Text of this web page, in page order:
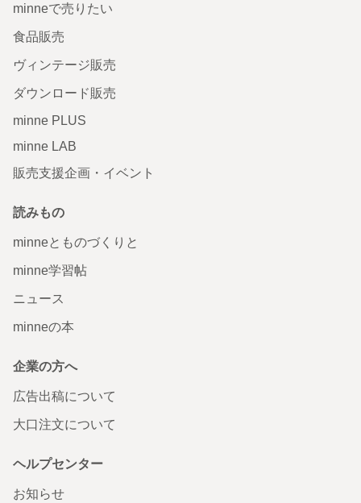
minneで売りたい
食品販売
ヴィンテージ販売
ダウンロード販売
minne PLUS
minne LAB
販売支援企画・イベント
読みもの
minneとものづくりと
minne学習帖
ニュース
minneの本
企業の方へ
広告出稿について
大口注文について
ヘルプセンター
お知らせ